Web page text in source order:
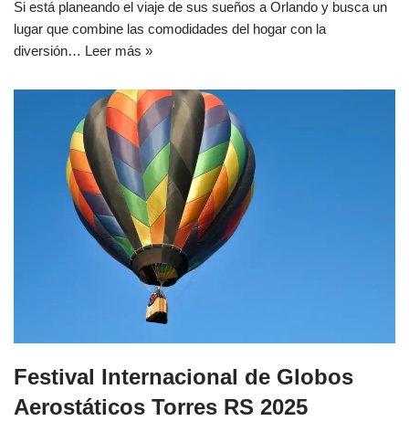
Si está planeando el viaje de sus sueños a Orlando y busca un
lugar que combine las comodidades del hogar con la
diversión… Leer más »
Festival Internacional de Globos
Aerostáticos Torres RS 2025